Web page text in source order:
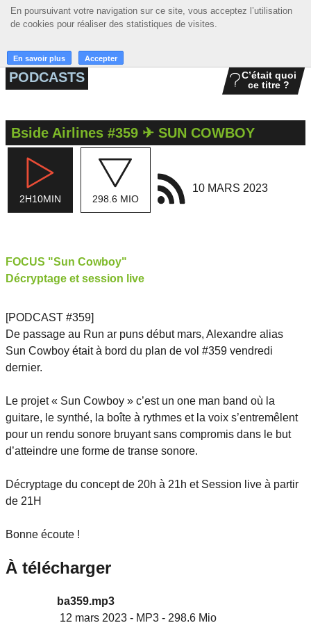
En poursuivant votre navigation sur ce site, vous acceptez l’utilisation
de cookies pour réaliser des statistiques de visites.
En savoir plus Accepter
En poursuivant votre navigation sur ce site, vous acceptez l’utilisation
de cookies pour réaliser des statistiques de visites.
En savoir plus Accepter
☰ MENU
ACCUEIL
MUSIQUE
ACTIONS
PODCASTS
C’était quoi
ce titre ?
Bside Airlines #359 ✈ SUN COWBOY
2H10MIN 298.6 MIO
10 MARS 2023
FOCUS "Sun Cowboy"
Décryptage et session live
[PODCAST #359]
De passage au Run ar puns début mars, Alexandre alias
Sun Cowboy était à bord du plan de vol #359 vendredi
dernier.
Le projet « Sun Cowboy » c’est un one man band où la
guitare, le synthé, la boîte à rythmes et la voix s’entremêlent
pour un rendu sonore bruyant sans compromis dans le but
d’atteindre une forme de transe sonore.
Décryptage du concept de 20h à 21h et Session live à partir
de 21H
Bonne écoute !
À télécharger
ba359.mp3
12 mars 2023 - MP3 - 298.6 Mio